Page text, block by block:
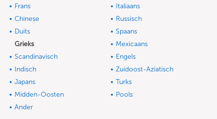
Frans
Italiaans
Chinese
Russisch
Duits
Spaans
Grieks
Mexicaans
Scandinavisch
Engels
Indisch
Zuidoost-Aziatisch
Japans
Turks
Midden-Oosten
Pools
Ander